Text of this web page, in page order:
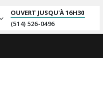
OUVERT JUSQU'À16H30
(514) 526-0496